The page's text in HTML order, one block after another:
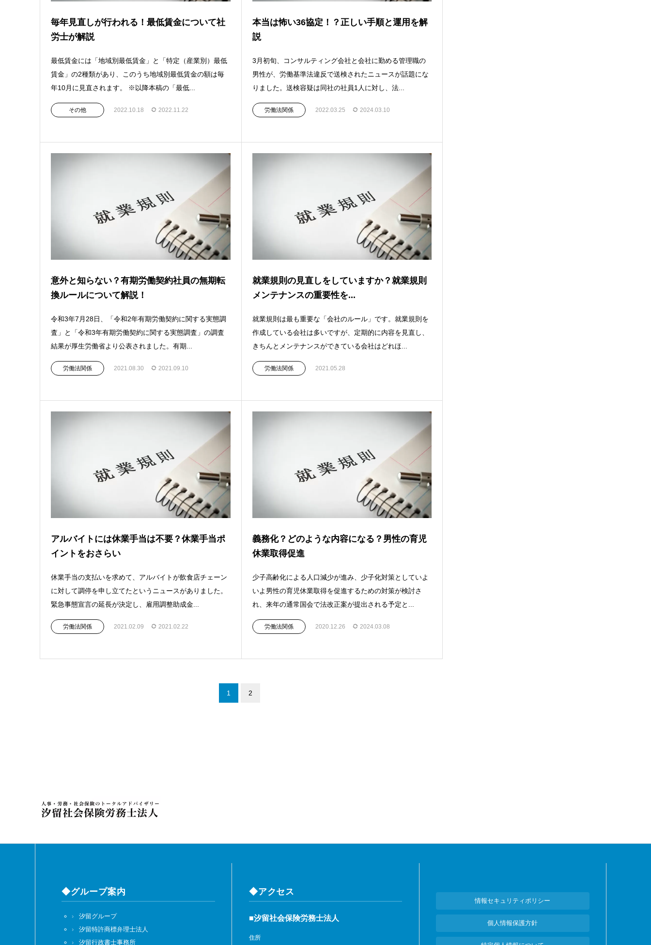
毎年見直しが行われる！最低賃金について社
労士が解説
最低賃金には「地域別最低賃金」と「特定（産業別）最低
賃金」の2種類があり、このうち地域別最低賃金の額は毎
年10月に見直されます。 ※以降本稿の「最低...
その他 2022.10.18 2022.11.22
本当は怖い36協定！？正しい手順と運用を解
説
3月初旬、コンサルティング会社と会社に勤める管理職の
男性が、労働基準法違反で送検されたニュースが話題にな
りました。送検容疑は同社の社員1人に対し、法...
労働法関係 2022.03.25 2024.03.10
意外と知らない？有期労働契約社員の無期転
換ルールについて解説！
令和3年7月28日、「令和2年有期労働契約に関する実態調
査」と「令和3年有期労働契約に関する実態調査」の調査
結果が厚生労働省より公表されました。有期...
労働法関係 2021.08.30 2021.09.10
就業規則の見直しをしていますか？就業規則
メンテナンスの重要性を...
就業規則は最も重要な「会社のルール」です。就業規則を
作成している会社は多いですが、定期的に内容を見直し、
きちんとメンテナンスができている会社はどれほ...
労働法関係 2021.05.28
アルバイトには休業手当は不要？休業手当ポ
イントをおさらい
休業手当の支払いを求めて、アルバイトが飲食店チェーン
に対して調停を申し立てたというニュースがありました。
緊急事態宣言の延長が決定し、雇用調整助成金...
労働法関係 2021.02.09 2021.02.22
義務化？どのような内容になる？男性の育児
休業取得促進
少子高齢化による人口減少が進み、少子化対策としていよ
いよ男性の育児休業取得を促進するための対策が検討さ
れ、来年の通常国会で法改正案が提出される予定と...
労働法関係 2020.12.26 2024.03.08
1 2
◆グループ案内
汐留グループ
汐留特許商標弁理士法人
汐留行政書士事務所
◆アクセス
■汐留社会保険労務士法人
住所
情報セキュリティポリシー
個人情報保護方針